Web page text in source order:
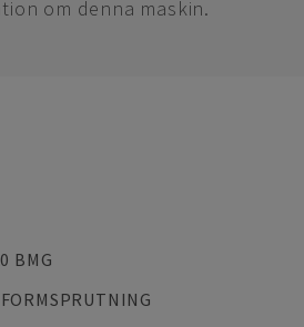
om denna maskin.
BMG
FORMSPRUTNING